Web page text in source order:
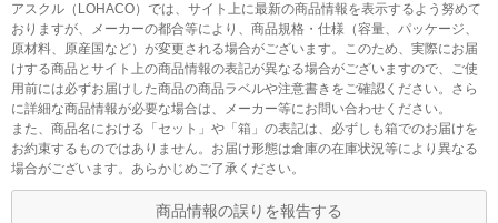
アスクル（LOHACO）では、サイト上に最新の商品情報を表示するよう努めて
おりますが、メーカーの都合等により、商品規格・仕様（容量、パッケージ、
原材料、原産国など）が変更される場合がございます。このため、実際にお届
けする商品とサイト上の商品情報の表記が異なる場合がございますので、ご使
用前には必ずお届けした商品の商品ラベルや注意書きをご確認ください。さら
に詳細な商品情報が必要な場合は、メーカー等にお問い合わせください。
また、商品名における「セット」や「箱」の表記は、必ずしも箱でのお届けを
お約束するものではありません。お届け形態は倉庫の在庫状況等により異なる
場合がございます。あらかじめご了承ください。
商品情報の誤りを報告する